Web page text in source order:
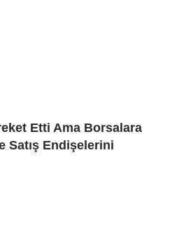
Etti Ama Borsalara
Satış Endişelerini